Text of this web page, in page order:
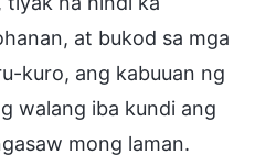
at bukod sa mga
kuro, ang kabuuan ng
walang iba kundi ang
mong laman.